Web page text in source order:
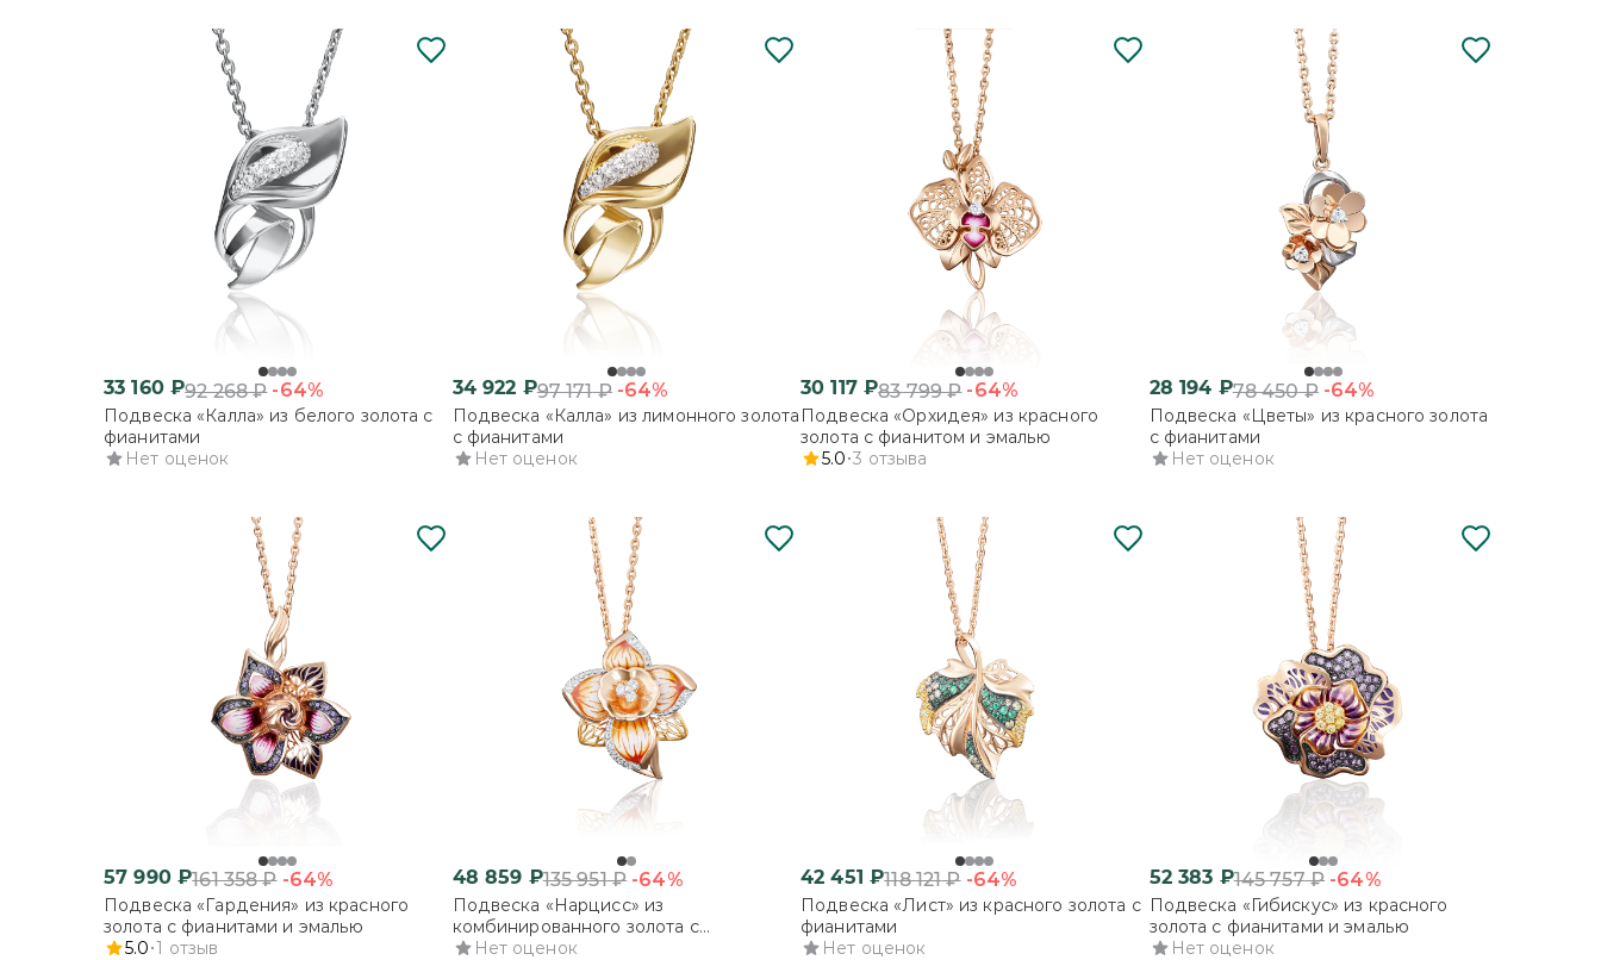
33 160₽92 268₽ -64%
Подвеска «Калла» из белого золота с
фианитами
Нет оценок
34 922 ₽97 171₽ -64%
Подвеска «Калла» из лимонного золота
с фианитами
Нет оценок
30 117₽83 799₽ -64%
Подвеска «Орхидея» из красного
золота с фианитом и эмалью
5.0 3 отзыва
28 194 ₽78 450₽ -64%
Подвеска «Цветы» из красного золота
с фианитами
Нет оценок
57 990₽161 358₽ -64%
Подвеска «Гардения» из красного
золота с фианитами и эмалью
5.0 1 отзыв
48 859 ₽135 951₽ -64%
Подвеска «Нарцисс» из
комбинированного золота с
фианитами и эмалью
Нет оценок
42 451 ₽118 121₽ -64%
Подвеска «Лист» из красного золота с
фианитами
Нет оценок
52 383 ₽145 757₽ -64%
Подвеска «Гибискус» из красного
золота с фианитами и эмалью
Нет оценок